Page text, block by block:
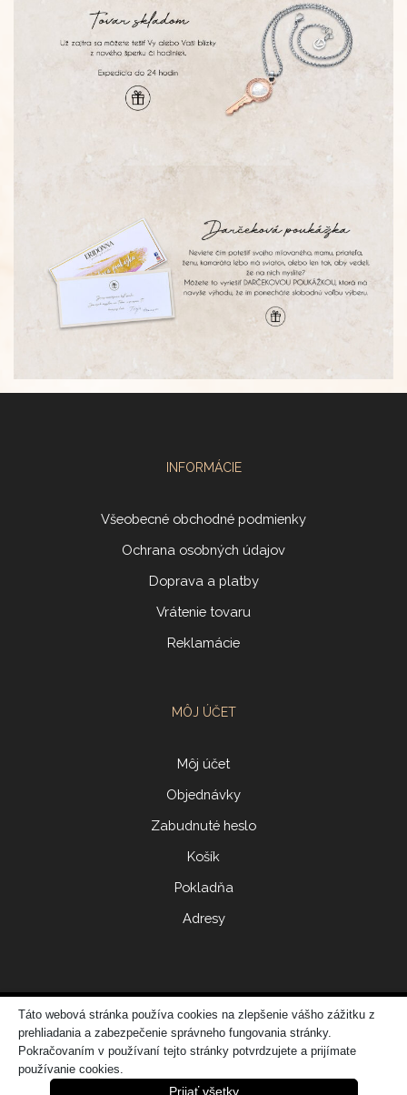
INFORMÁCIE
Všeobecné obchodné podmienky
Ochrana osobných údajov
Doprava a platby
Vrátenie tovaru
Reklamácie
MÔJ ÚČET
Môj účet
Objednávky
Zabudnuté heslo
Košík
Pokladňa
Adresy
© 2017 ERIDONNA
Zo
vytvorila spoločnosť DATATIME – web dizajn, grafika, IT riešenia
Táto webová stránka používa cookies na zlepšenie vášho zážitku z
prehliadania a zabezpečenie správneho fungovania stránky.
Pokračovaním v používaní tejto stránky potvrdzujete a prijímate
používanie cookies.
Prijať všetky